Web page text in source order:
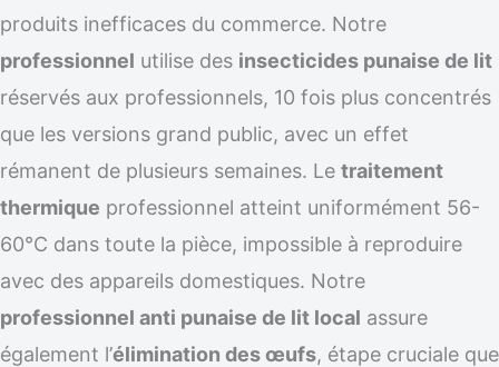
produits inefficaces du commerce. Notre
professionnel utilise des insecticides punaise de lit
réservés aux professionnels, 10 fois plus concentrés
que les versions grand public, avec un effet
rémanent de plusieurs semaines. Le traitement
thermique professionnel atteint uniformément 56-
60°C dans toute la pièce, impossible à reproduire
avec des appareils domestiques. Notre
professionnel anti punaise de lit local assure
également l’élimination des œufs, étape cruciale que